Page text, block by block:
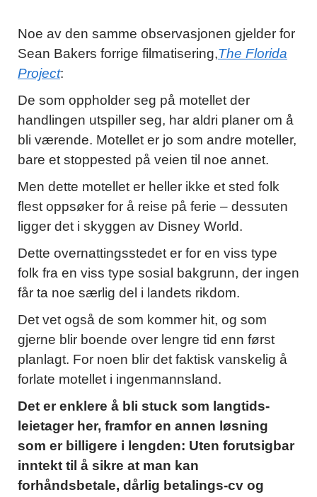
Noe av den samme observasjonen gjelder for
Sean Bakers forrige filmatisering,The Florida
Project:
De som oppholder seg på motellet der
handlingen utspiller seg, har aldri planer om å
bli værende. Motellet er jo som andre moteller,
bare et stoppested på veien til noe annet.
Men dette motellet er heller ikke et sted folk
flest oppsøker for å reise på ferie – dessuten
ligger det i skyggen av Disney World.
Dette overnattingsstedet er for en viss type
folk fra en viss type sosial bakgrunn, der ingen
får ta noe særlig del i landets rikdom.
Det vet også de som kommer hit, og som
gjerne blir boende over lengre tid enn først
planlagt. For noen blir det faktisk vanskelig å
forlate motellet i ingenmannsland.
Det er enklere å bli stuck som langtids-
leietager her, framfor en annen løsning
som er billigere i lengden: Uten forutsigbar
inntekt til å sikre at man kan
forhåndsbetale, dårlig betalings-cv og